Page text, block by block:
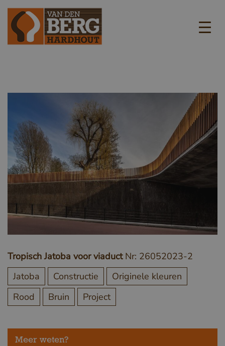
Tropisch Jatoba voor viaduct Nr: 26052023-2
Jatoba
Constructie
Originele kleuren
Rood
Bruin Project
Meer weten?